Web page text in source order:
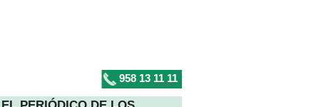
958 13 11 11